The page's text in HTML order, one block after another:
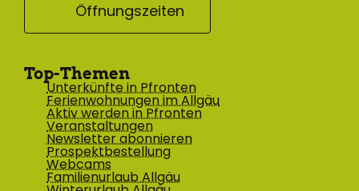
Öffnungszeiten
Top-Themen
Unterkünfte in Pfronten
Ferienwohnungen im Allgäu
Aktiv werden in Pfronten
Veranstaltungen
Newsletter abonnieren
Prospektbestellung
Webcams
Familienurlaub Allgäu